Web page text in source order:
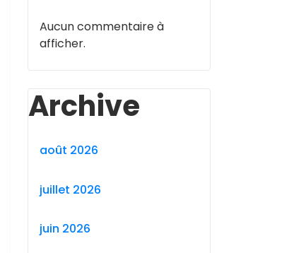
Aucun commentaire à
afficher.
Archive
août 2026
juillet 2026
juin 2026